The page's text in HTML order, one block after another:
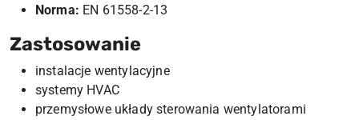
Norma: EN 61558-2-13
Zastosowanie
instalacje wentylacyjne
systemy HVAC
przemysłowe układy sterowania wentylatorami